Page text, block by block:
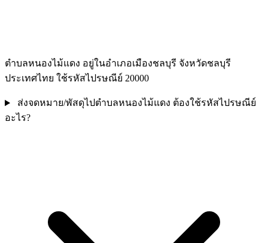
ตำบลหนองไม้แดง อยู่ในอำเภอเมืองชลบุรี จังหวัดชลบุรี
ประเทศไทย ใช้รหัสไปรษณีย์ 20000
ส่งจดหมาย/พัสดุไปตำบลหนองไม้แดง ต้องใช้รหัสไปรษณีย์
อะไร?